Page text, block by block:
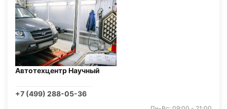
Автотехцентр Научный
+7 (499) 288-05-36